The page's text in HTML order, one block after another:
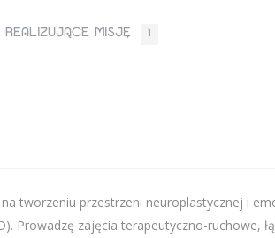
REALIZUJĄCE MISJĘ
tworzeniu przestrzeni neuroplastycznej i
Prowadzę zajęcia terapeutyczno-ruchowe,